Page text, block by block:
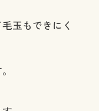
玉もできにく